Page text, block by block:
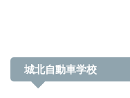
城北自動車学校